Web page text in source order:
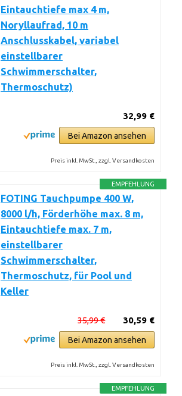
Eintauchtiefe max 4 m,
Noryllaufrad, 10 m
Anschlusskabel, variabel
einstellbarer
Schwimmerschalter,
Thermoschutz)
32,99 €
Bei Amazon ansehen
Preis inkl. MwSt., zzgl. Versandkosten
EMPFEHLUNG
FOTING Tauchpumpe 400 W,
8000 l/h, Förderhöhe max. 8 m,
Eintauchtiefe max. 7 m,
einstellbarer
Schwimmerschalter,
Thermoschutz, für Pool und
Keller
30,59 €
35,99 €
Bei Amazon ansehen
Preis inkl. MwSt., zzgl. Versandkosten
EMPFEHLUNG